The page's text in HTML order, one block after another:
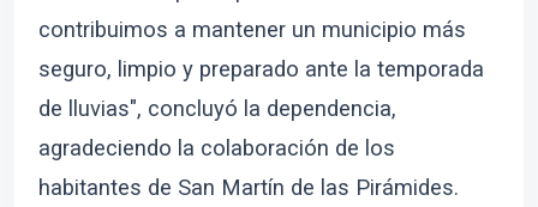
contribuimos a mantener un municipio más
seguro, limpio y preparado ante la temporada
de lluvias", concluyó la dependencia,
agradeciendo la colaboración de los
habitantes de San Martín de las Pirámides.